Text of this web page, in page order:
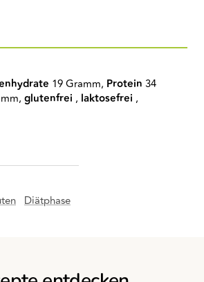
Diätphase
19 Gramm, Protein 34
glutenfrei , laktosefrei ,